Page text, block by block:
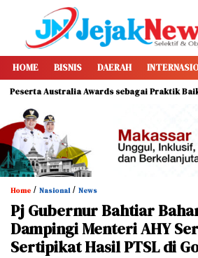
HOME BISNIS DAERAH
Australia Awards sebagai Praktik Baik
Home / Nasional / News
Pj Gubernur Bahtiar
Dampingi Menteri AHY
Sertipikat Hasil PTSL di